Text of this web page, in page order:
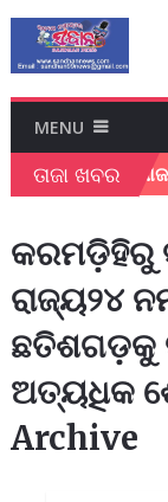
MENU
ତାଜା ଖବର
କରମଡ଼ିହିରୁ
ରାଜ୍ୟ୨୪
ଛତିଶଗଡ଼କୁ
ଅତ୍ୟଧିକ
Archive